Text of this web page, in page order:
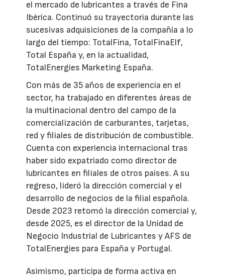
el mercado de lubricantes a través de Fina
Ibérica. Continuó su trayectoria durante las
sucesivas adquisiciones de la compañía a lo
largo del tiempo: TotalFina, TotalFinaElf,
Total España y, en la actualidad,
TotalEnergies Marketing España.
Con más de 35 años de experiencia en el
sector, ha trabajado en diferentes áreas de
la multinacional dentro del campo de la
comercialización de carburantes, tarjetas,
red y filiales de distribución de combustible.
Cuenta con experiencia internacional tras
haber sido expatriado como director de
lubricantes en filiales de otros países. A su
regreso, lideró la dirección comercial y el
desarrollo de negocios de la filial española.
Desde 2023 retomó la dirección comercial y,
desde 2025, es el director de la Unidad de
Negocio Industrial de Lubricantes y AFS de
TotalEnergies para España y Portugal.
Asimismo, participa de forma activa en